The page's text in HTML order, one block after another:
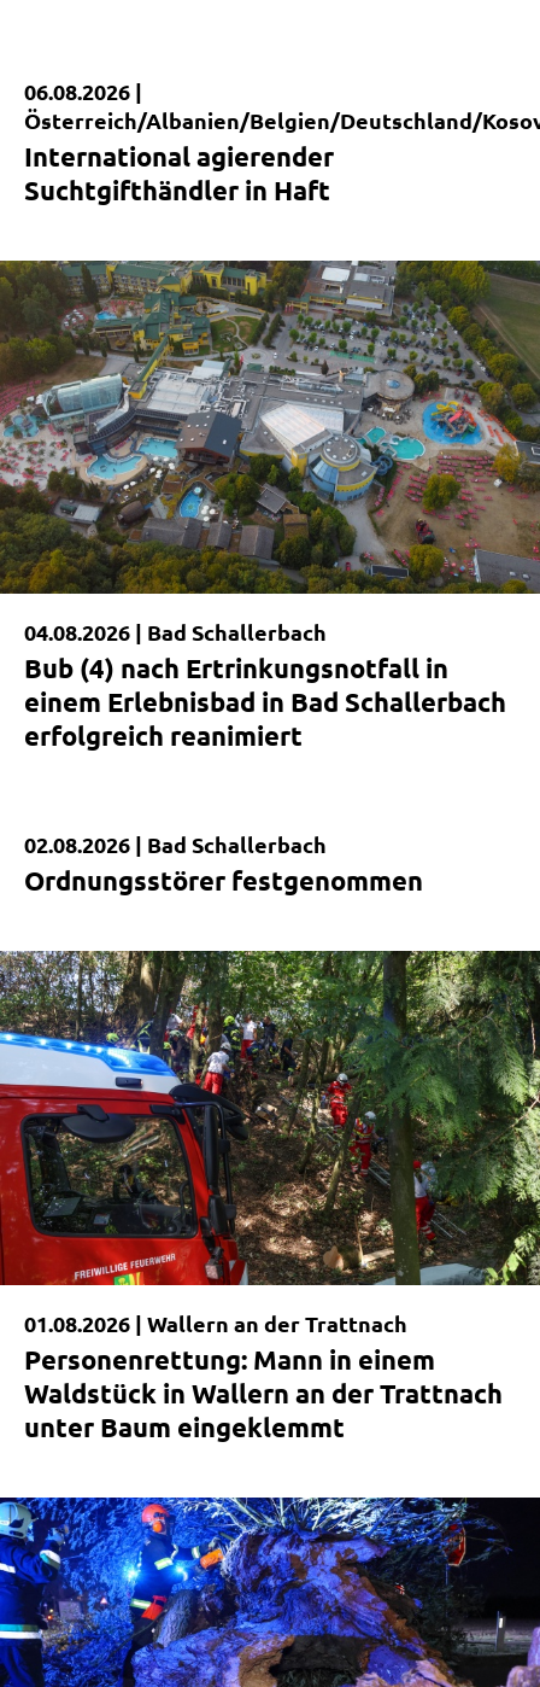
Kurzmeldung
06.08.2026 |
Österreich/Albanien/Belgien/Deutschland/
International agierender
Suchtgifthändler in Haft
04.08.2026 | Bad Schallerbach
Bub (4) nach Ertrinkungsnotfall in
einem Erlebnisbad in Bad Schallerbach
erfolgreich reanimiert
Kurzmeldung
02.08.2026 | Bad Schallerbach
Ordnungsstörer festgenommen
|
01.08.2026 | Wallern an der Trattnach
Personenrettung: Mann in einem
Waldstück in Wallern an der Trattnach
unter Baum eingeklemmt
|